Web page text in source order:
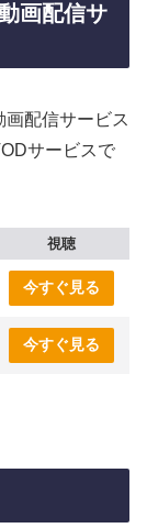
画配信サ
配信サービス
サービスで
視聴
今すぐ見る
今すぐ見る